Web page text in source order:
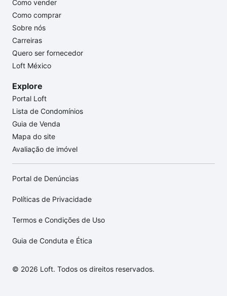
Como vender
Como comprar
Sobre nós
Carreiras
Quero ser fornecedor
Loft México
Explore
Portal Loft
Lista de Condomínios
Guia de Venda
Mapa do site
Avaliação de imóvel
Portal de Denúncias
Políticas de Privacidade
Termos e Condições de Uso
Guia de Conduta e Ética
© 2026 Loft. Todos os direitos reservados.